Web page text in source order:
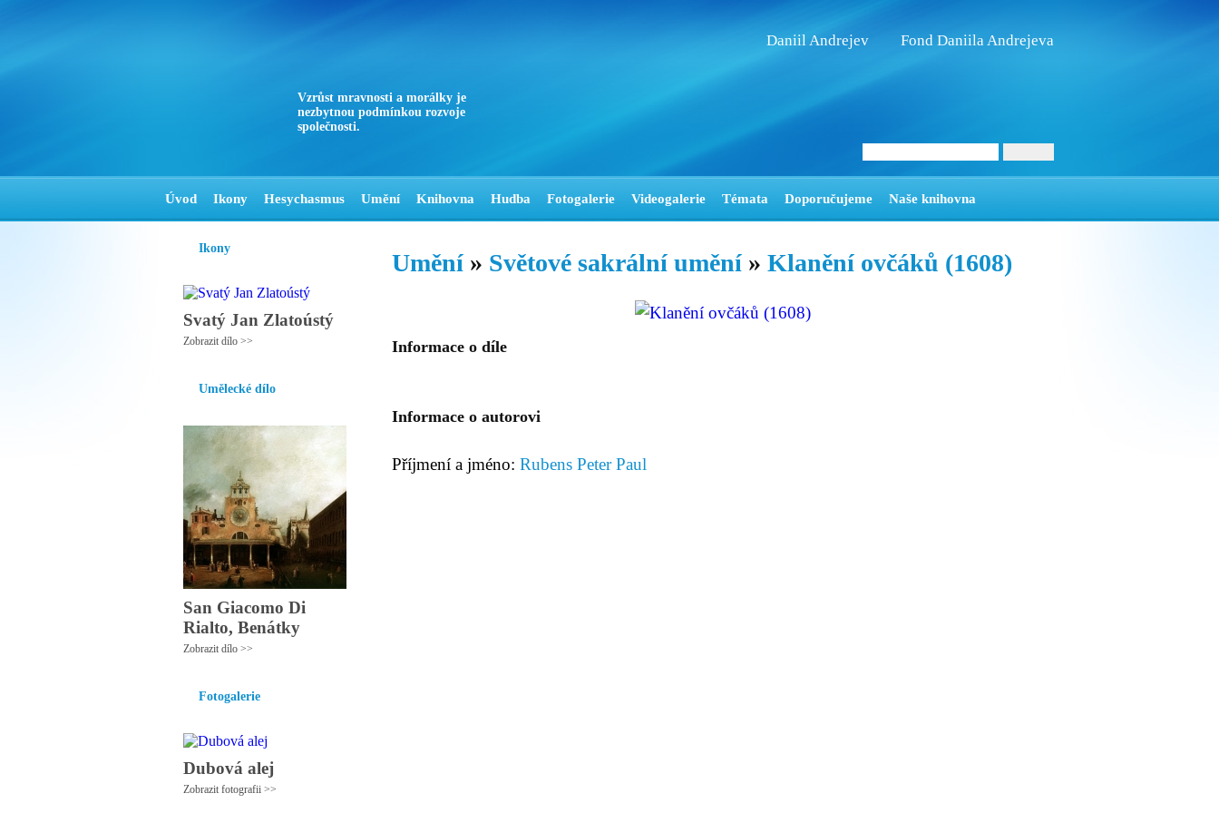
Vzrůst mravnosti a morálky je
nezbytnou podmínkou rozvoje
společnosti.
Daniil Andrejev Fond Daniila Andrejeva
Úvod Ikony Hesychasmus Umění Knihovna Hudba Fotogalerie Videogalerie Témata Doporučujeme Naše knihovna
Ikony
Svatý Jan Zlatoústý
Zobrazit dílo >>
Umělecké dílo
San Giacomo Di
Rialto, Benátky
Zobrazit dílo >>
Fotogalerie
Dubová alej
Zobrazit fotografii >>
Umění » Světové sakrální umění » Klanění ovčáků (1608)
Informace o díle
Informace o autorovi
Příjmení a jméno: Rubens Peter Paul